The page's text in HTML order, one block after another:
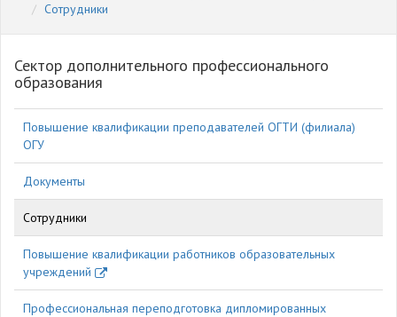
Сотрудники
Сектор дополнительного профессионального
образования
Повышение квалификации преподавателей ОГТИ (филиала)
ОГУ
Документы
Сотрудники
Повышение квалификации работников образовательных
учреждений
Профессиональная переподготовка дипломированных